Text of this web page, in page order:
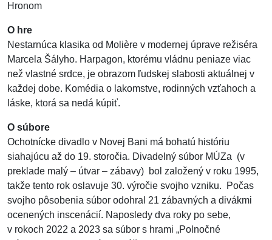
Hronom
O hre
Nestarnúca klasika od Molière v modernej úprave režiséra
Marcela Šályho. Harpagon, ktorému vládnu peniaze viac
než vlastné srdce, je obrazom ľudskej slabosti aktuálnej v
každej dobe. Komédia o lakomstve, rodinných vzťahoch a
láske, ktorá sa nedá kúpiť.
O súbore
Ochotnícke divadlo v Novej Bani má bohatú históriu
siahajúcu až do 19. storočia. Divadelný súbor MÚZa (v
preklade malý – útvar – zábavy) bol založený v roku 1995,
takže tento rok oslavuje 30. výročie svojho vzniku. Počas
svojho pôsobenia súbor odohral 21 zábavných a divákmi
ocenených inscenácií. Naposledy dva roky po sebe,
v rokoch 2022 a 2023 sa súbor s hrami „Polnočné